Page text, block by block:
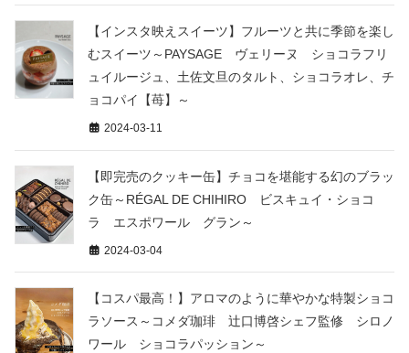
【インスタ映えスイーツ】フルーツと共に季節を楽し
むスイーツ～PAYSAGE ヴェリーヌ ショコラフリ
ュイルージュ、土佐文旦のタルト、ショコラオレ、チ
ョコパイ【苺】～
2024-03-11
【即完売のクッキー缶】チョコを堪能する幻のブラッ
ク缶～RÉGAL DE CHIHIRO ビスキュイ・ショコ
ラ エスポワール グラン～
2024-03-04
【コスパ最高！】アロマのように華やかな特製ショコ
ラソース～コメダ珈琲 辻口博啓シェフ監修 シロノ
ワール ショコラパッション～